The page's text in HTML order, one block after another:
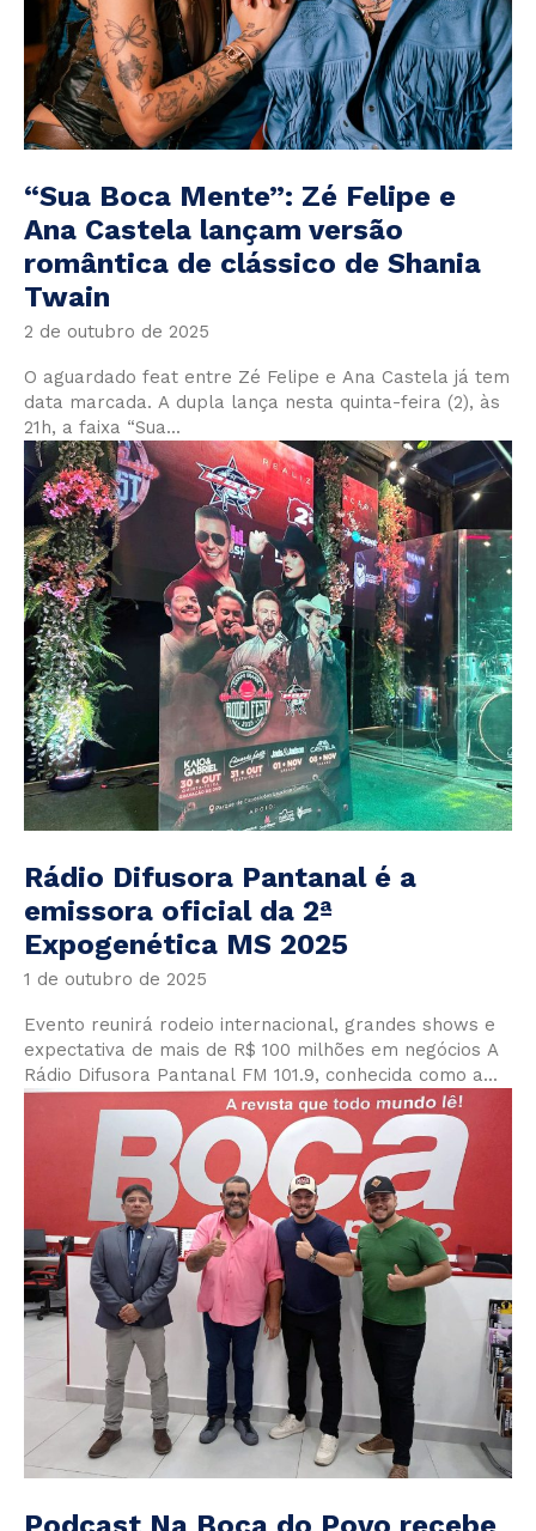
“Sua Boca Mente”: Zé Felipe e
Ana Castela lançam versão
romântica de clássico de Shania
Twain
2 de outubro de 2025
O aguardado feat entre Zé Felipe e Ana Castela já tem
data marcada. A dupla lança nesta quinta-feira (2), às
21h, a faixa “Sua...
Rádio Difusora Pantanal é a
emissora oficial da 2ª
Expogenética MS 2025
1 de outubro de 2025
Evento reunirá rodeio internacional, grandes shows e
expectativa de mais de R$ 100 milhões em negócios A
Rádio Difusora Pantanal FM 101.9, conhecida como a...